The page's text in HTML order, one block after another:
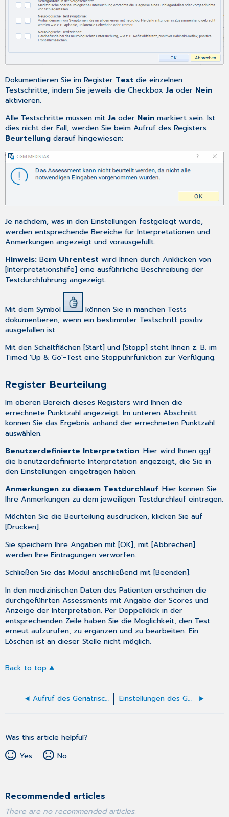
Dokumentieren Sie im Register Test die einzelnen
Testschritte, indem Sie jeweils die CheckboxJa oder Nein
aktivieren.
Alle Testschritte müssen mitJa oder Nein markiert sein. Ist
dies nicht der Fall, werden Sie beim Aufruf des Registers
Beurteilung darauf hingewiesen:
Je nachdem, was in denEinstellungen festgelegt wurde,
werden entsprechende Bereiche für Interpretationen und
Anmerkungen angezeigt und vorausgefüllt.
Hinweis:Beim Uhrentest wird Ihnen durch Anklicken von
[Interpretationshilfe] eine ausführliche Beschreibung der
Testdurchführung angezeigt.
Mit dem Symbol
können Sie in manchen Tests
dokumentieren, wenn ein bestimmter Testschritt positiv
ausgefallen ist.
Mit den Schaltflächen [Start] und [Stopp] steht Ihnen z. B. im
Timed 'Up & Go'-Test eine Stoppuhrfunktion zur Verfügung.
Register Beurteilung
Im oberen Bereich dieses Registers wird Ihnen die
errechnete Punktzahl angezeigt. Im unteren Abschnitt
können Sie das Ergebnis anhand der errechneten Punktzahl
auswählen.
Benutzerdefinierte Interpretation: Hier wird Ihnen ggf.
die benutzerdefinierte Interpretation angezeigt, die Sie in
denEinstellungen eingetragen haben.
Anmerkungen zu diesem Testdurchlauf: Hier können Sie
Ihre Anmerkungen zu dem jeweiligen Testdurchlauf eintragen.
Möchten Sie die Beurteilung ausdrucken, klicken Sie auf
[Drucken].
Sie speichern Ihre Angaben mit [OK], mit [Abbrechen]
werden Ihre Eintragungen verworfen.
Schließen Sie das Modul anschließend mit [Beenden].
In denmedizinischen Daten des Patienten erscheinen die
durchgeführten Assessments mit Angabe der Scores und
Anzeige der Interpretation. Per Doppelklick in der
entsprechenden Zeile haben Sie die Möglichkeit, den Test
erneut aufzurufen, zu ergänzen und zu bearbeiten. Ein
Löschen ist an dieser Stelle nicht möglich.
Back to top
Aufruf des Geriatrischen Assessments Einstellungen des Geriatrischen Assessments
Was this article helpful?
Yes
No
Recommended articles
There are no recommended articles.